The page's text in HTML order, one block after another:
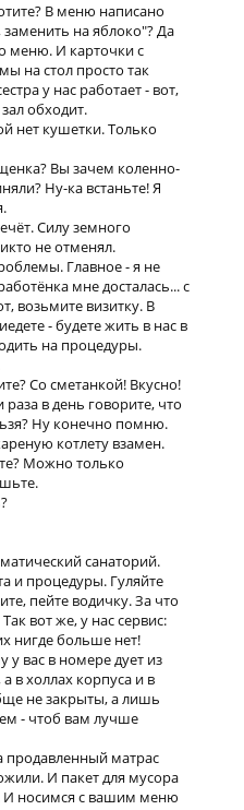
В меню написано
на яблоко"? Да
меню. И карточки с
на стол просто так
у нас работает - вот,
обходит.
нет кушетки. Только
Вы зачем коленно-
Ну-ка встаньте! Я
Силу земного
не отменял.
Главное - я не
мне досталась... с
возьмите визитку. В
- будете жить в нас в
на процедуры.
Со сметанкой! Вкусно!
в день говорите, что
Ну конечно помню.
котлету взамен.
Можно только
санаторий.
и процедуры. Гуляйте
пейте водичку. За что
вот же, у нас сервис:
нигде больше нет!
вас в номере дует из
в холлах корпуса и в
не закрыты, а лишь
- чтоб вам лучше
матрас
И пакет для мусора
И носимся с вашим меню